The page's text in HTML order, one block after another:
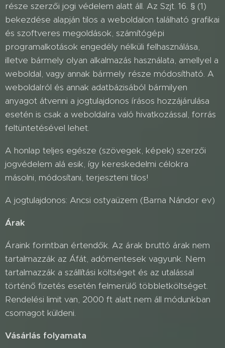
része szerzői jogi védelem alatt áll. Az Szjt. 16. § (1)
bekezdése alapján tilos a weboldalon található grafikai
és szoftveres megoldások, számítógépi
programalkotások engedély nélküli felhasználása,
illetve bármely olyan alkalmazás használata, amellyel a
weboldal, vagy annak bármely része módosítható. A
weboldalról és annak adatbázisából bármilyen
anyagot átvenni a jogtulajdonos írásos hozzájárulása
esetén is csak a weboldalra való hivatkozással, forrás
feltüntetésével lehet.
A honlap teljes egésze (szövegek, képek) szerzői
jogvédelem alá esik, így kereskedelmi célokra
másolni, módosítani, terjeszteni tilos!
A jogtulajdonos: Ancsi ostyaüzem (Barna Nándor ev)
Árak
Áraink forintban értendők. Az árak bruttó árak nem
tartalmazzák az Áfát, adómentesek vagyunk. Nem
tartalmazzák a szállítási költséget és az utalással
történő fizetés esetén felmerülő többletköltséget.
Rendelési limit van, 2000 ft alatt nem áll módunkban
csomagot küldeni.
Vásárlás folyamata